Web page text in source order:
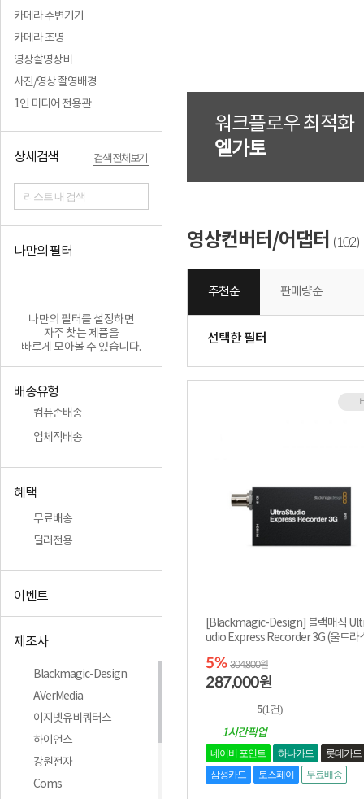
카메라 주변기기
카메라 조명
영상촬영장비
사진/영상 촬영배경
1인 미디어 전용관
상세검색 검색 전체보기
리스트 내 검색
나만의 필터
나만의 필터를 설정하면
자주 찾는 제품을
빠르게 모아볼 수 있습니다.
배송유형
컴퓨존배송
업체직배송
혜택
무료배송
딜러전용
이벤트
제조사
Blackmagic-Design
AVerMedia
이지넷유비쿼터스
하이언스
강원전자
Coms
촬영부터 방송까지,
블랙매직디자인
영상컨버터/어댑터 (102)
추천순 판매량순
선택한 필터
[Blackmagic-Design] 블랙매직
udio Express Recorder 3G (울트라
5% 304,800원
287,000원
5(1건)
1시간픽업
네이버 포인트 하나카드
롯데카드
삼성카드
토스페이 무료배송